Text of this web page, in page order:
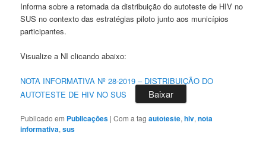
Informa sobre a retomada da distribuição do autoteste de HIV no
SUS no contexto das estratégias piloto junto aos municípios
participantes.
Visualize a NI clicando abaixo:
NOTA INFORMATIVA Nº 28-2019 – DISTRIBUIÇÃO DO
AUTOTESTE DE HIV NO SUS
Baixar
Publicado em Publicações |Com a tagautoteste,hiv,nota
informativa,sus